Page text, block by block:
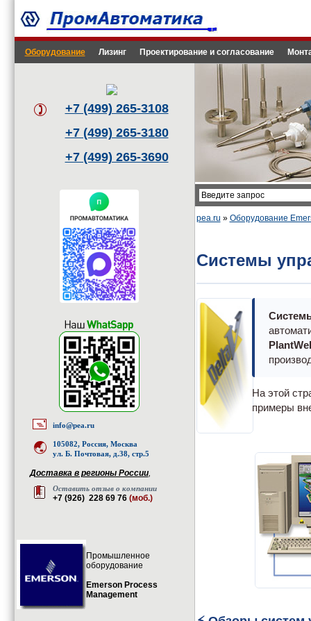
Оборудование Лизинг Проектирование и согласование
+7 (499) 265-3108
+7 (499) 265-3180
+7 (499) 265-3690
info@pea.ru
105082, Россия, Москва
ул. Б. Почтовая, д.38, стр.5
Доставка в регионы России,
Оставить отзыв о компании
+7 (926) 228 69 76 (моб.)
Промышленное
оборудование
Emerson Process
Management
pea.ru » Оборудование
Системы
На этой
примеры